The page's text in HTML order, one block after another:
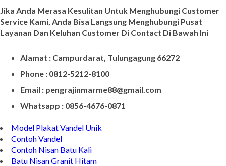
Jika Anda Merasa Kesulitan Untuk Menghubungi Customer
Service Kami, Anda Bisa Langsung Menghubungi Pusat
Layanan Dan Keluhan Customer Di Contact Di Bawah Ini
Alamat : Campurdarat, Tulungagung 66272
Phone : 0812-5212-8100
Email : pengrajinmarme88@gmail.com
Whatsapp : 0856-4676-0871
Model Plakat Vandel Unik
Contoh Vandel
Contoh Nisan Batu Kali
Batu Nisan Granit Hitam